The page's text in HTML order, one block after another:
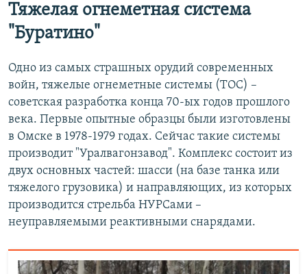
Тяжелая огнеметная система
"Буратино"
Одно из самых страшных орудий современных
войн, тяжелые огнеметные системы (ТОС) –
советская разработка конца 70-ых годов прошлого
века. Первые опытные образцы были изготовлены
в Омске в 1978-1979 годах. Сейчас такие системы
производит "Уралвагонзавод". Комплекс состоит из
двух основных частей: шасси (на базе танка или
тяжелого грузовика) и направляющих, из которых
производится стрельба НУРСами –
неуправляемыми реактивными снарядами.